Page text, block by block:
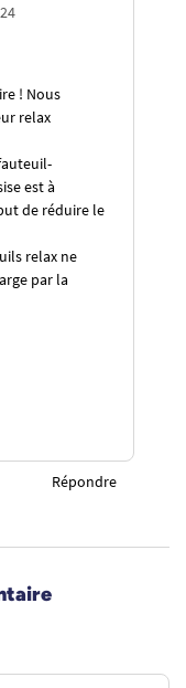
! Nous
relax
est à
de réduire le
relax ne
par la
Répondre